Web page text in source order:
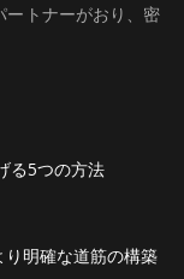
ートナーがおり、密
る5つの方法
明確な道筋の構築